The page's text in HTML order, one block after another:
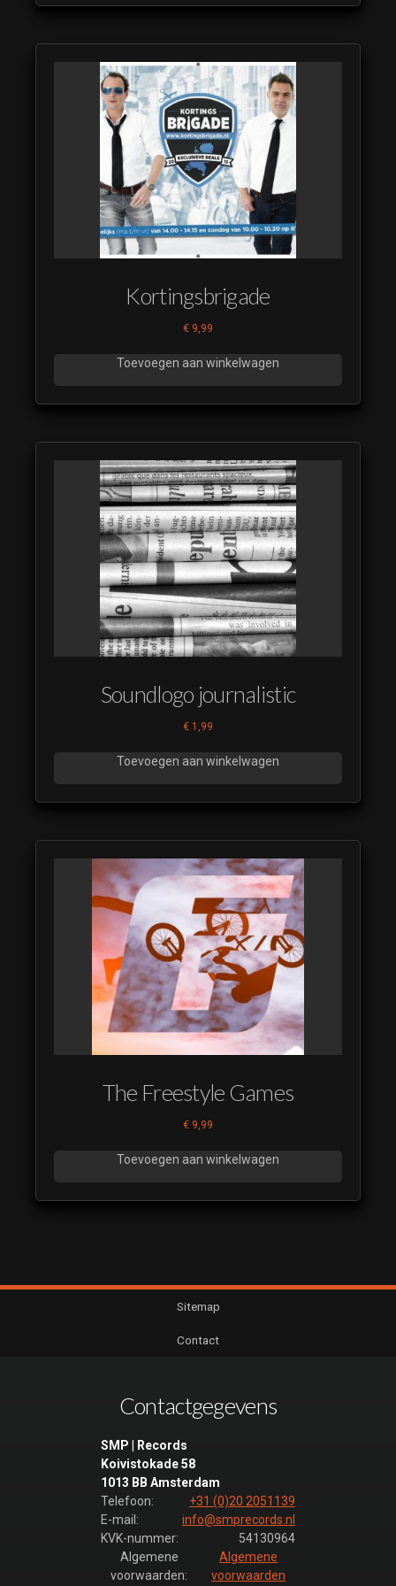
Kortingsbrigade
€ 9,99
Toevoegen aan winkelwagen
Soundlogo journalistic
€ 1,99
Toevoegen aan winkelwagen
The Freestyle Games
€ 9,99
Toevoegen aan winkelwagen
Sitemap
Contact
Contactgegevens
SMP | Records
Koivistokade 58
1013 BB Amsterdam
Telefoon:
+31 (0)20 2051139
E-mail:
info@smprecords.nl
KVK-nummer:
54130964
Algemene
voorwaarden:
Algemene
voorwaarden